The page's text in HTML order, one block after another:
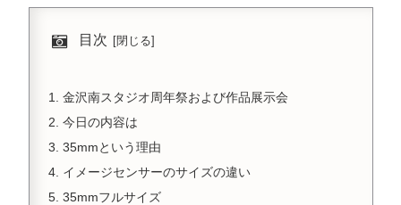
目次
金沢南スタジオ周年祭および作品展示会
今日の内容は
35mmという理由
イメージセンサーのサイズの違い
35mmフルサイズ